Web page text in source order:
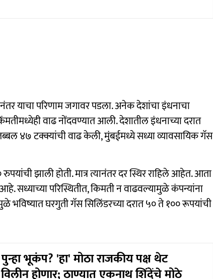
याचा परिणाम जगावर पडला. अनेक देशांचा इंधनाचा
वाढ नोंदवण्यात आली. देशातील इंधनाच्या दरात
४७ टक्क्यांची वाढ केली, मुंबईमध्ये सध्या व्यावसायिक गॅस
झाली होती. मात्र त्यानंतर दर स्थिर राहिले आहेत. आता
सध्याच्या परिस्थितीत, किमती न वाढवल्यामुळे कंपन्यांना
भविष्यात घरगुती गॅस सिलिंडरच्या दरात ५० ते १०० रूपयांची
पुन्हा भूकंप? 'हा' मोठा राजकीय पक्ष थेट
होणार; ठाण्यात एकनाथ शिंदेंचे मोठे